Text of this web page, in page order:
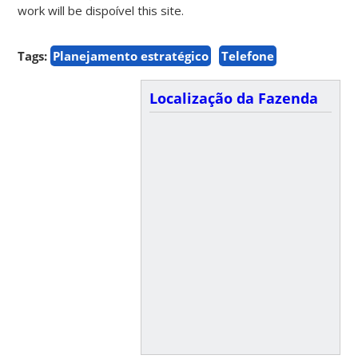
work will be dispoível this site.
Tags: Planejamento estratégico Telefone
Localização da Fazenda